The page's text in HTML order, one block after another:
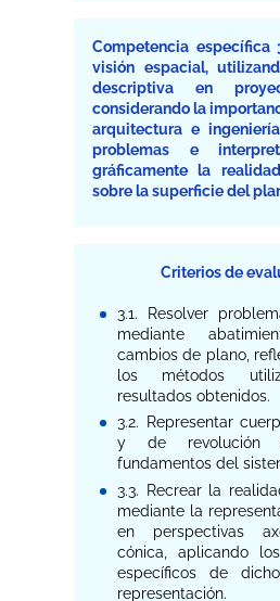
Competencia específica
visión espacial,
descriptiva en
considerando la
arquitectura e
problemas e
gráficamente la
sobre la superficie del
Criterios de
3.1. Resolver
mediante
cambios de plano,
los métodos
resultados obtenidos.
3.2. Representar
y de revolución
fundamentos del
3.3. Recrear la
mediante la
en perspectivas
cónica, aplicando
específicos de
representación.